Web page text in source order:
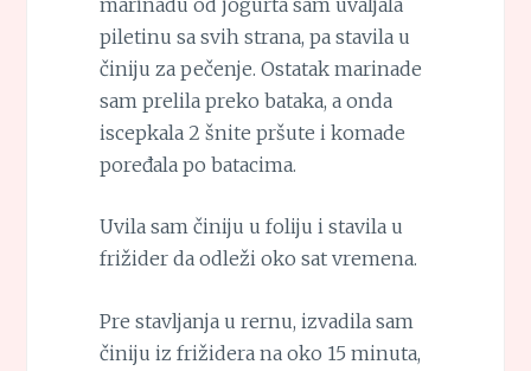
piletinu sa svih strana, pa stavila u
činiju za pečenje. Ostatak marinade
sam prelila preko bataka, a onda
iscepkala 2 šnite pršute i komade
poređala po batacima.
Uvila sam činiju u foliju i stavila u
frižider da odleži oko sat vremena.
Pre stavljanja u rernu, izvadila sam
činiju iz frižidera na oko 15 minuta,